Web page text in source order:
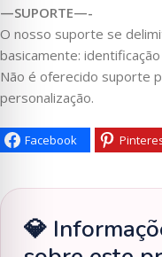
—SUPORTE—-
O nosso suporte se
basicamente:
Não é oferecido suporte
personalização.
Facebook
💎